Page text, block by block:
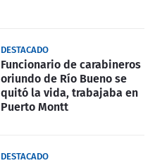
DESTACADO
Funcionario de carabineros
oriundo de Río Bueno se
quitó la vida, trabajaba en
Puerto Montt
DESTACADO